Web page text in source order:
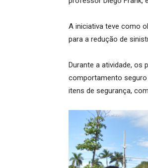
A iniciativa teve como
para a redução de
Durante a atividade, os
comportamento
itens de segurança,